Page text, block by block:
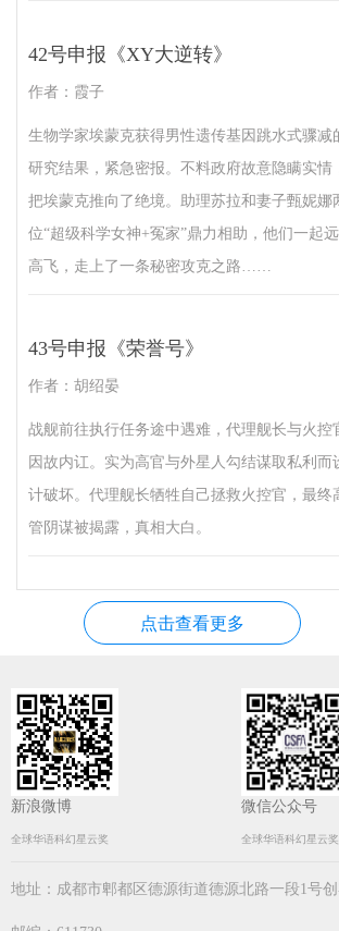
42号申报《XY大逆转》
作者：霞子
生物学家埃蒙克获得男性遗传基因跳水式骤减
研究结果，紧急密报。不料政府故意隐瞒实情
把埃蒙克推向了绝境。助理苏拉和妻子甄妮娜
位“超级科学女神+冤家”鼎力相助，他们一起
高飞，走上了一条秘密攻克之路……
43号申报《荣誉号》
作者：胡绍晏
战舰前往执行任务途中遇难，代理舰长与火控
因故内讧。实为高官与外星人勾结谋取私利而
计破坏。代理舰长牺牲自己拯救火控官，最终
管阴谋被揭露，真相大白。
点击查看更多
新浪微博
全球华语科幻星云奖
微信公众号
全球华语科幻星云奖
地址：成都市郫都区德源街道德源北路一段1号